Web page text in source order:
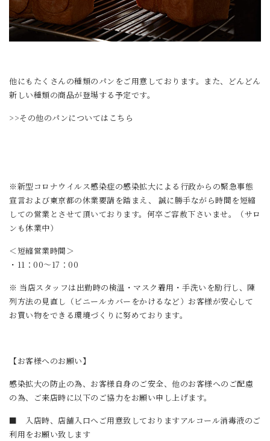
他にもたくさんの種類のパンをご用意しております。また、どんどん
新しい種類の商品が登場する予定です。
>>その他のパンについてはこちら
※新型コロナウイルス感染症の感染拡大による行政からの緊急事態
宣言および東京都の休業要請を踏まえ、 誠に勝手ながら時間を短縮
しての営業とさせて頂いております。何卒ご容赦下さいませ。（サロ
ンも休業中）
＜短縮営業時間＞
・11：00～17：00
※ 当店スタッフは出勤時の検温・マスク着用・手洗いを励行し、陳
列方法の見直し（ビニールカバーをかけるなど）お客様が安心して
お買い物をできる環境づくりに努めております。
【お客様へのお願い】
感染拡大の防止の為、お客様自身のご安全、他のお客様へのご配慮
の為、ご来店時に以下のご協力をお願い申し上げます。
■ 入店時、店舗入口へご用意致しておりますアルコール消毒液のご
利用をお願い致します